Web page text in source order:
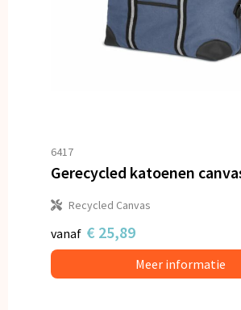
6417
Recycled Canvas
vanaf € 25,89
Meer informatie